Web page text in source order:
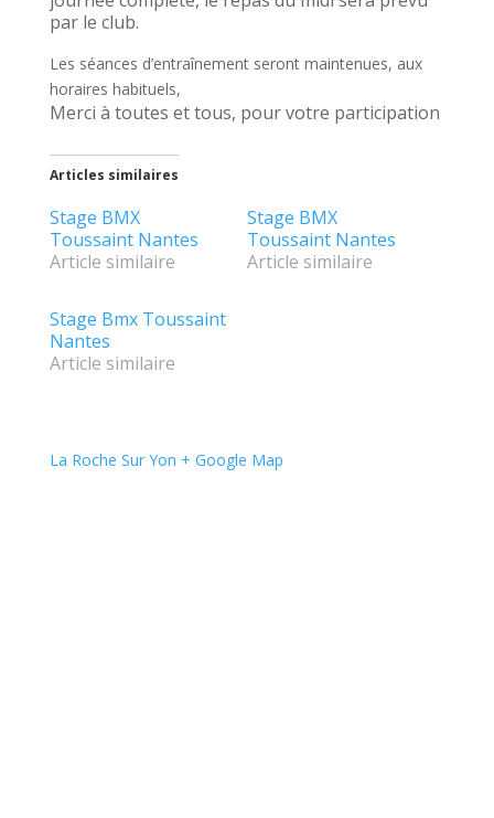
par le club.
Les séances d’entraînement seront maintenues, aux
horaires habituels,
Merci à toutes et tous, pour votre participation
Articles similaires
Stage BMX
Toussaint Nantes
Article similaire
Stage BMX
Toussaint Nantes
Article similaire
Stage Bmx Toussaint
Nantes
Article similaire
La Roche Sur Yon + Google Map